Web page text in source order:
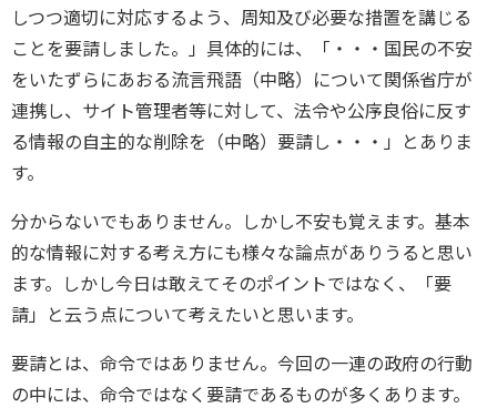
しつつ適切に対応するよう、周知及び必要な措置を講じる
ことを要請しました。」具体的には、「・・・国民の不安
をいたずらにあおる流言飛語（中略）について関係省庁が
連携し、サイト管理者等に対して、法令や公序良俗に反す
る情報の自主的な削除を（中略）要請し・・・」とありま
す。
分からないでもありません。しかし不安も覚えます。基本
的な情報に対する考え方にも様々な論点がありうると思い
ます。しかし今日は敢えてそのポイントではなく、「要
請」と云う点について考えたいと思います。
要請とは、命令ではありません。今回の一連の政府の行動
の中には、命令ではなく要請であるものが多くあります。